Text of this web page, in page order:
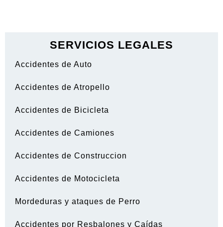
SERVICIOS LEGALES
Accidentes de Auto
Accidentes de Atropello
Accidentes de Bicicleta
Accidentes de Camiones
Accidentes de Construccion
Accidentes de Motocicleta
Mordeduras y ataques de Perro
Accidentes por Resbalones y Caídas